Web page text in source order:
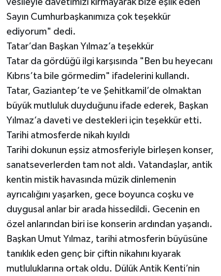
Sayın Cumhurbaşkanımıza çok teşekkür
ediyorum" dedi.
Tatar’dan Başkan Yılmaz’a teşekkür
Tatar da gördüğü ilgi karşısında "Ben bu heyecanı
Kıbrıs’ta bile görmedim" ifadelerini kullandı.
Tatar, Gaziantep’te ve Şehitkamil’de olmaktan
büyük mutluluk duyduğunu ifade ederek, Başkan
Yılmaz’a daveti ve destekleri için teşekkür etti.
Tarihi atmosferde nikah kıyıldı
Tarihi dokunun eşsiz atmosferiyle birleşen konser,
sanatseverlerden tam not aldı. Vatandaşlar, antik
kentin mistik havasında müzik dinlemenin
ayrıcalığını yaşarken, gece boyunca coşku ve
duygusal anlar bir arada hissedildi. Gecenin en
özel anlarından biri ise konserin ardından yaşandı.
Başkan Umut Yılmaz, tarihi atmosferin büyüsüne
tanıklık eden genç bir çiftin nikahını kıyarak
mutluluklarına ortak oldu. Dülük Antik Kenti’nin